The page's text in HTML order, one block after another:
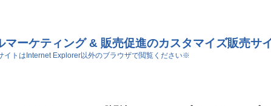
マーケティング & 販売促進のカスタマイズ販売サ
イトはInternet Explorer以外のブラウザで閲覧ください※